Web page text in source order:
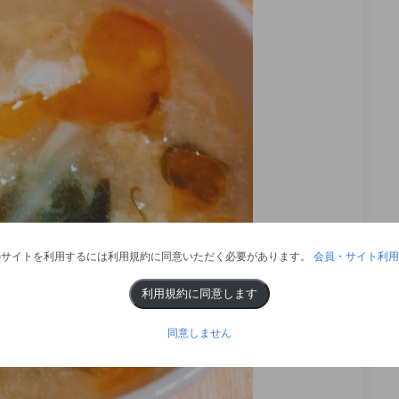
イトを利用するには利用規約に同意いただく必要があります。 会員・サイト利
利用規約に同意します
同意しません